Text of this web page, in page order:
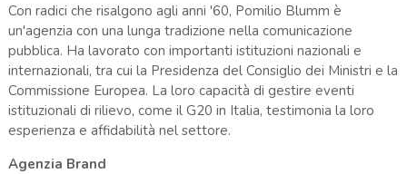
Con radici che risalgono agli anni '60, Pomilio Blumm è
un'agenzia con una lunga tradizione nella comunicazione
pubblica. Ha lavorato con importanti istituzioni nazionali e
internazionali, tra cui la Presidenza del Consiglio dei Ministri e la
Commissione Europea. La loro capacità di gestire eventi
istituzionali di rilievo, come il G20 in Italia, testimonia la loro
esperienza e affidabilità nel settore.
Agenzia Brand